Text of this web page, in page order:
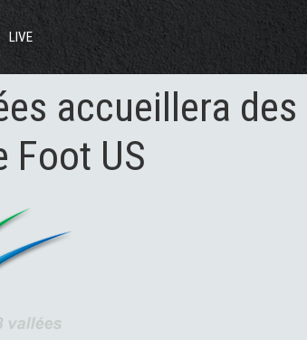
LIVE
accueillera des
Foot US